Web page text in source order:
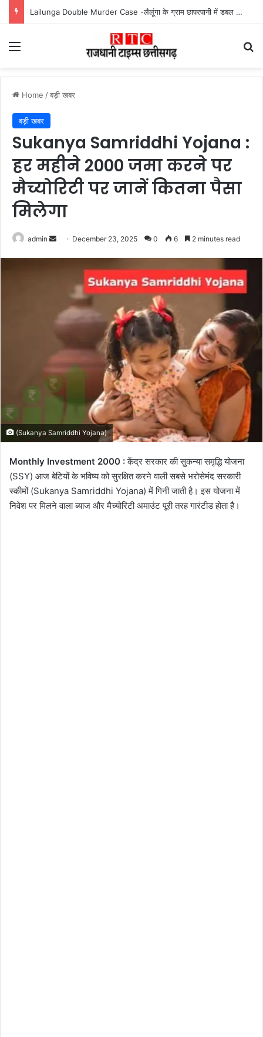
Mahtari Vandan 30th Installment : महतारी वंदन योजना की 30वीं किस्त जारी, ऐसे करें भुगतान स्टेटस चेक
Menu
Home /बड़ी खबर
बड़ी खबर
Sukanya Samriddhi Yojana :
हर महीने 2000 जमा करने पर
मैच्योरिटी पर जानें कितना पैसा
मिलेगा
admin
Send December 23, 2025 0 6 2 minutes read
(Sukanya Samriddhi Yojana)
Monthly Investment 2000 :केंद्र सरकार की सुकन्या समृद्धि योजना
(SSY) आज बेटियों के भविष्य को सुरक्षित करने वाली सबसे भरोसेमंद सरकारी
स्कीमों (Sukanya Samriddhi Yojana) में गिनी जाती है। इस योजना में
निवेश पर मिलने वाला ब्याज और मैच्योरिटी अमाउंट पूरी तरह गारंटीड होता है।